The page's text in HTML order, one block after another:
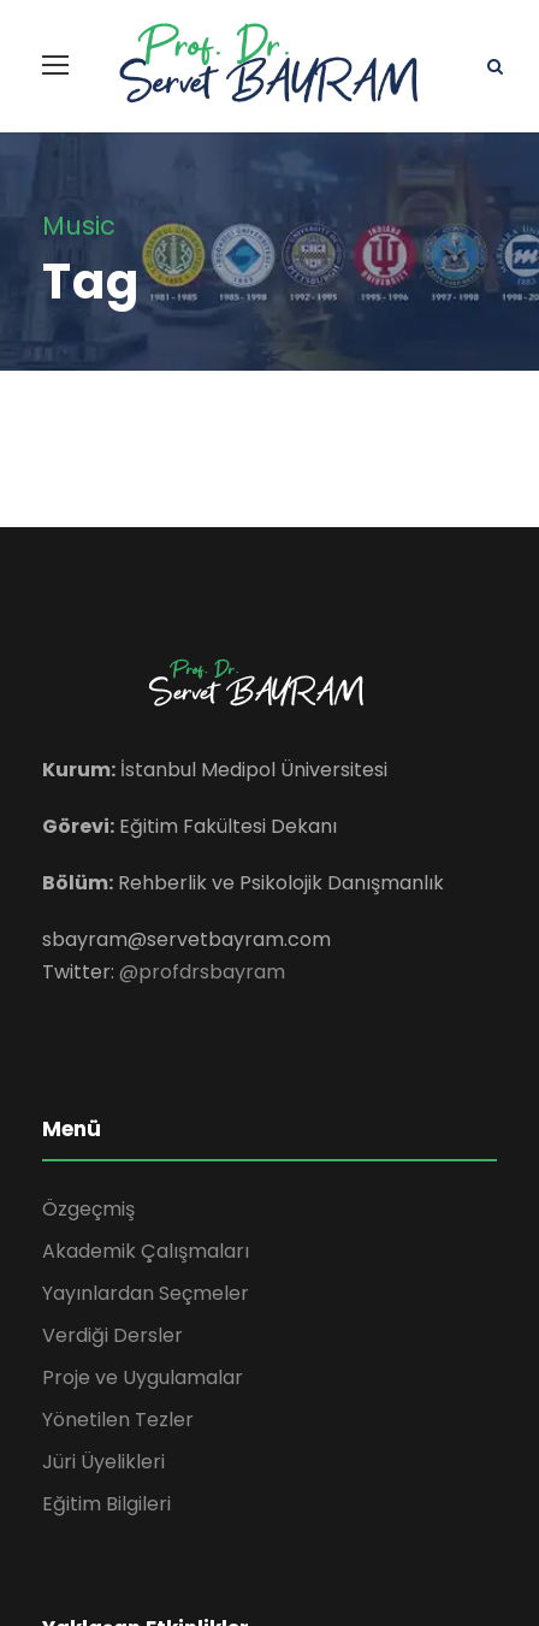
Music
Tag
Kurum: İstanbul Medipol Üniversitesi
Görevi: Eğitim Fakültesi Dekanı
Bölüm: Rehberlik ve Psikolojik Danışmanlık
sbayram@servetbayram.com
Twitter: @profdrsbayram
Menü
Özgeçmiş
Akademik Çalışmaları
Yayınlardan Seçmeler
Verdiği Dersler
Proje ve Uygulamalar
Yönetilen Tezler
Jüri Üyelikleri
Eğitim Bilgileri